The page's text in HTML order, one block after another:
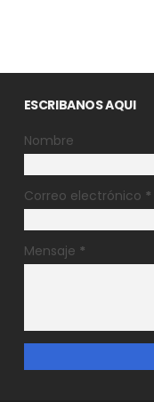
ESCRIBANOS AQUI
Nombre
Correo electrónico *
Mensaje *